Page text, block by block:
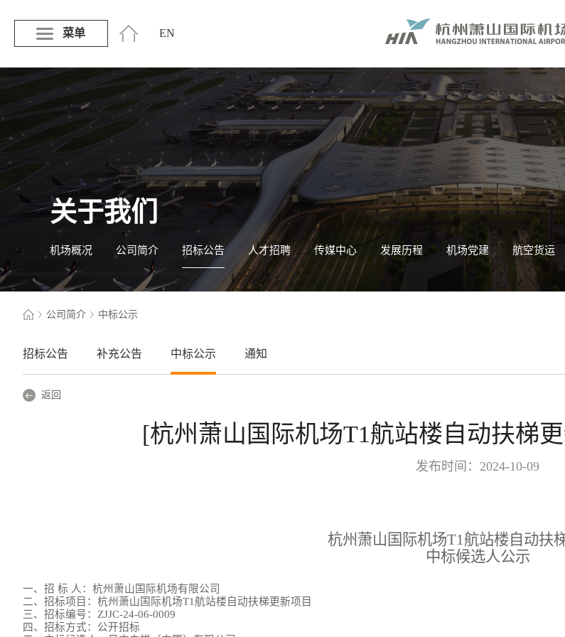
菜单 EN
关于我们
机场概况 公司简介 招标公告 人才招聘 传媒中心 发展历程 机场党建 航空货运
公司简介 中标公示
招标公告 补充公告 中标公示 通知
返回
[杭州萧山国际机场T1航站楼自动扶梯
发布时间：2024-10-09
杭州萧山国际机场T1航站楼自动扶
中标候选人公示
一、招 标 人：杭州萧山国际机场有限公司
二、招标项目：杭州萧山国际机场T1航站楼自动扶梯更新项目
三、招标编号：ZJJC-24-06-0009
四、招标方式：公开招标